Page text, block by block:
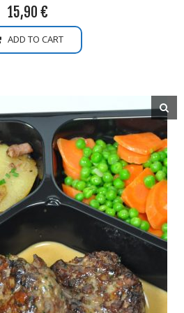
15,90 €
ADD TO CART